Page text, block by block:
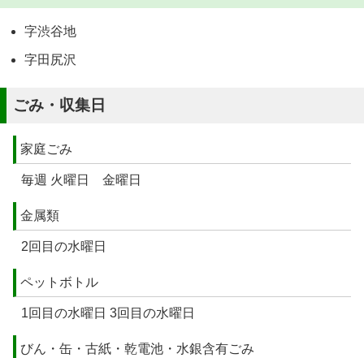
字渋谷地
字田尻沢
ごみ・収集日
家庭ごみ
毎週 火曜日 金曜日
金属類
2回目の水曜日
ペットボトル
1回目の水曜日 3回目の水曜日
びん・缶・古紙・乾電池・水銀含有ごみ